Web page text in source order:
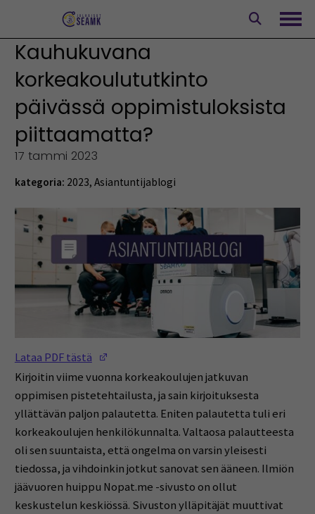
Kauhukuvana
korkeakoulututkinto
päivässä oppimistuloksista
piittaamatta?
17 tammi 2023
kategoria: 2023, Asiantuntijablogi
Lataa PDF tästä
Kirjoitin viime vuonna korkeakoulujen jatkuvan
oppimisen pistetehtailusta, ja sain kirjoituksesta
yllättävän paljon palautetta. Eniten palautetta tuli eri
korkeakoulujen henkilökunnalta. Valtaosa palautteesta
oli sen suuntaista, että ongelma on varsin yleisesti
tiedossa, ja vihdoinkin jotkut sanovat sen ääneen. Ilmiön
jäävuoren huippu Nopat.me -sivusto on ollut
keskustelun keskiössä. Sivuston ylläpitäjät muuttivat